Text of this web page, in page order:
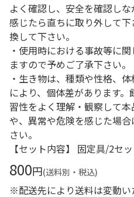
よく確認し、安全を確認し
感じたら直ちに取り外して
換して下さい。
・使用時における事故等に
ますので予めご了承下さい。
・生き物は、種類や性格、
により、個体差があります
習性をよく理解・観察して
や、異常や危険を感じた場
さい。
【セット内容】 固定具/2セ
800円(送料別・税込)
※配送先により送料は変動い